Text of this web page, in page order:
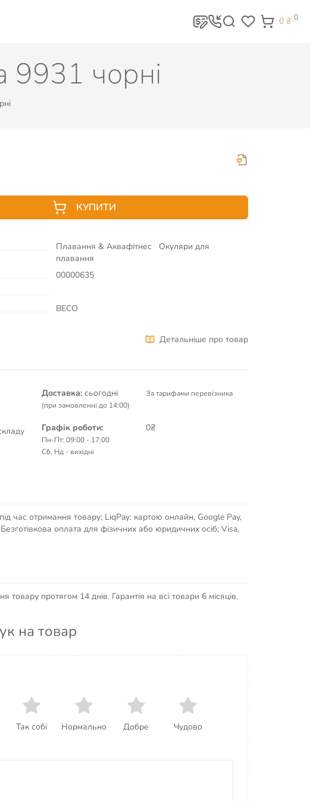
0 ₴ 0
9931 чорні
КУПИТИ
Плавання & Аквафітнес
Окуляри для
плавання
00000635
BECO
Детальніше про товар
Доставка: сьогодні
(при замовленні до 14:00)
За тарифами перевізника
Графік роботи:
Пн-Пт: 09:00 - 17:00
Сб, Нд - вихідні
0₴
час отримання товару; LiqPay: картою онлайн, Google Pay,
оплата для фізичних або юридичних осіб; Visa,
товару протягом 14 днів. Гарантія на всі товари 6 місяців.
на товар
Так собі Нормально Добре Чудово